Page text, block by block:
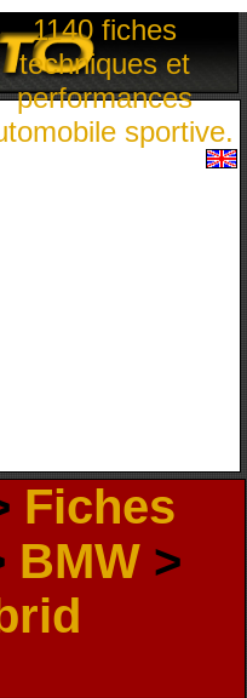
1140 fiches
techniques et
performances
sportive.
Fiches
BMW >